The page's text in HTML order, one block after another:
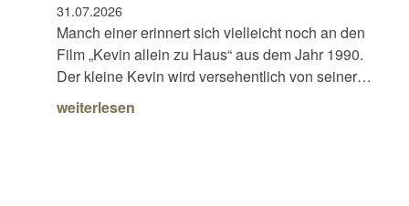
31.07.2026
Manch einer erinnert sich vielleicht noch an den
Film „Kevin allein zu Haus“ aus dem Jahr 1990.
Der kleine Kevin wird versehentlich von seiner…
weiterlesen